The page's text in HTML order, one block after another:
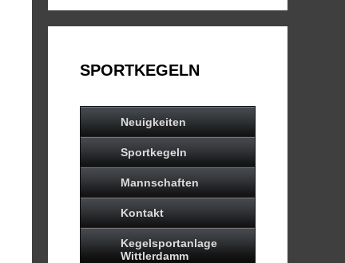
SPORTKEGELN
Neuigkeiten
Sportkegeln
Mannschaften
Kontakt
Kegelsportanlage
Wittlerdamm